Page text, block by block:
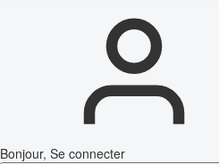
Bonjour, Se connecter